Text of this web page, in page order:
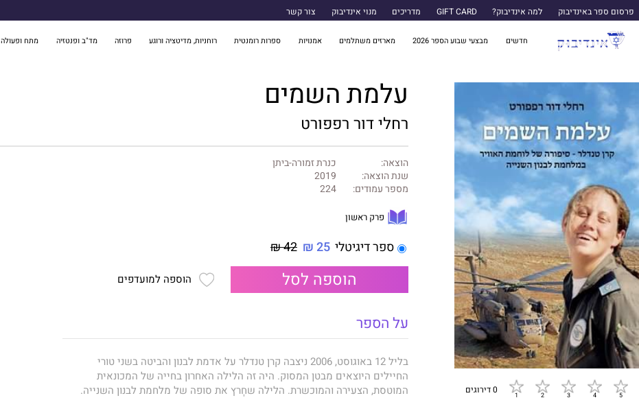
פרסום ספר באינדיבוק למה אינדיבוק? GIFT CARD מדריכים מנוי אינדיבוק צור קשר
חדשים מבצעי שבוע הספר 2026 מארזים משתלמים אמנויות ספרות רומנטית רוחניות, מדיטציה ורוגע פרוזה מד"ב ופנטזיה מתח ופעולה
0 דירוגים
עלמת השמים
רחלי דור רפפורט
הוצאה:
כנרת זמורה-ביתן
שנת הוצאה:
2019
מספר עמודים:
224
פרק ראשון
ספר דיגיטלי 25 ₪
42 ₪
הוספה לסל הוספה למועדפים
על הספר
בליל 12 באוגוסט, 2006 ניצבה קרן טנדלר על אדמת לבנון והביטה בשני טורי
החיילים היוצאים מבטן המסוק. היה זה הלילה האחרון בחייה של המכונאית
המוטסת, הצעירה והמוכשרת. הלילה שחָרץ את סופה של מלחמת לבנון השנייה.